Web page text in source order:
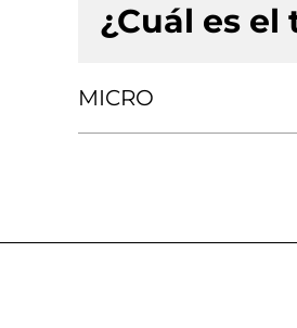
¿Cuál es
MICRO